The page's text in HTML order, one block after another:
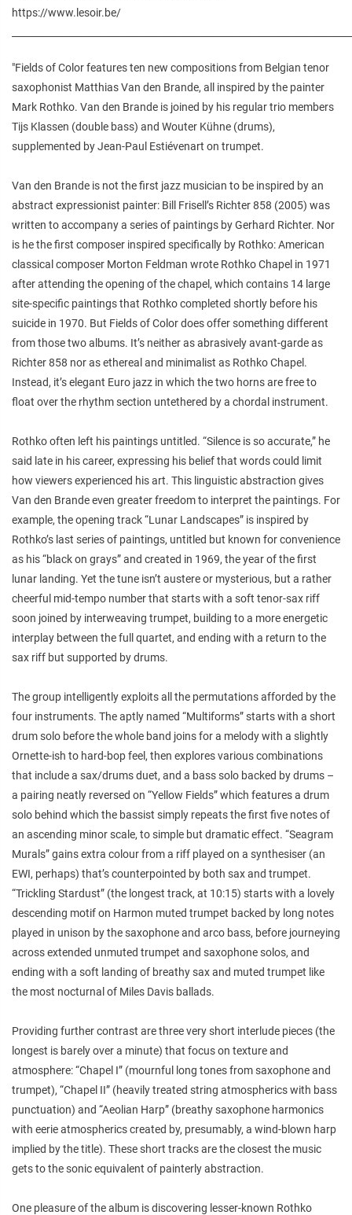
https://www.lesoir.be/
"Fields of Color features ten new compositions from Belgian tenor
saxophonist Matthias Van den Brande, all inspired by the painter
Mark Rothko. Van den Brande is joined by his regular trio members
Tijs Klassen (double bass) and Wouter Kühne (drums),
supplemented by Jean-Paul Estiévenart on trumpet.
Van den Brande is not the first jazz musician to be inspired by an
abstract expressionist painter: Bill Frisell’s Richter 858 (2005) was
written to accompany a series of paintings by Gerhard Richter. Nor
is he the first composer inspired specifically by Rothko: American
classical composer Morton Feldman wrote Rothko Chapel in 1971
after attending the opening of the chapel, which contains 14 large
site-specific paintings that Rothko completed shortly before his
suicide in 1970. But Fields of Color does offer something different
from those two albums. It’s neither as abrasively avant-garde as
Richter 858 nor as ethereal and minimalist as Rothko Chapel.
Instead, it’s elegant Euro jazz in which the two horns are free to
float over the rhythm section untethered by a chordal instrument.
Rothko often left his paintings untitled. “Silence is so accurate,” he
said late in his career, expressing his belief that words could limit
how viewers experienced his art. This linguistic abstraction gives
Van den Brande even greater freedom to interpret the paintings. For
example, the opening track “Lunar Landscapes” is inspired by
Rothko’s last series of paintings, untitled but known for convenience
as his “black on grays” and created in 1969, the year of the first
lunar landing. Yet the tune isn’t austere or mysterious, but a rather
cheerful mid-tempo number that starts with a soft tenor-sax riff
soon joined by interweaving trumpet, building to a more energetic
interplay between the full quartet, and ending with a return to the
sax riff but supported by drums.
The group intelligently exploits all the permutations afforded by the
four instruments. The aptly named “Multiforms” starts with a short
drum solo before the whole band joins for a melody with a slightly
Ornette-ish to hard-bop feel, then explores various combinations
that include a sax/drums duet, and a bass solo backed by drums –
a pairing neatly reversed on “Yellow Fields” which features a drum
solo behind which the bassist simply repeats the first five notes of
an ascending minor scale, to simple but dramatic effect. “Seagram
Murals” gains extra colour from a riff played on a synthesiser (an
EWI, perhaps) that’s counterpointed by both sax and trumpet.
“Trickling Stardust” (the longest track, at 10:15) starts with a lovely
descending motif on Harmon muted trumpet backed by long notes
played in unison by the saxophone and arco bass, before journeying
across extended unmuted trumpet and saxophone solos, and
ending with a soft landing of breathy sax and muted trumpet like
the most nocturnal of Miles Davis ballads.
Providing further contrast are three very short interlude pieces (the
longest is barely over a minute) that focus on texture and
atmosphere: “Chapel I” (mournful long tones from saxophone and
trumpet), “Chapel II” (heavily treated string atmospherics with bass
punctuation) and “Aeolian Harp” (breathy saxophone harmonics
with eerie atmospherics created by, presumably, a wind-blown harp
implied by the title). These short tracks are the closest the music
gets to the sonic equivalent of painterly abstraction.
One pleasure of the album is discovering lesser-known Rothko